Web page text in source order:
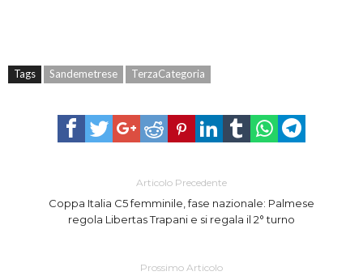
Tags Sandemetrese TerzaCategoria
Articolo Precedente
Coppa Italia C5 femminile, fase nazionale: Palmese
regola Libertas Trapani e si regala il 2° turno
Prossimo Articolo